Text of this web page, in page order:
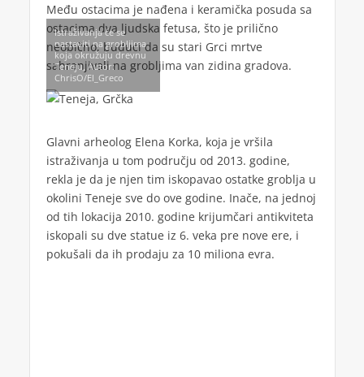
Među ostacima je nađena i keramička posuda sa
ostacima dva ljudska fetusa, što je prilično
neobično, budući da su stari Grci mrtve
sahranjivali na grobljima van zidina gradova.
Istraživanja će se
nastaviti na grobljima
koja okružuju drevnu
Teneju, Autor:
ChrisO/El_Greco
Glavni arheolog Elena Korka, koja je vršila
istraživanja u tom području od 2013. godine,
rekla je da je njen tim iskopavao ostatke groblja u
okolini Teneje sve do ove godine. Inače, na jednoj
od tih lokacija 2010. godine krijumčari antikviteta
iskopali su dve statue iz 6. veka pre nove ere, i
pokušali da ih prodaju za 10 miliona evra.